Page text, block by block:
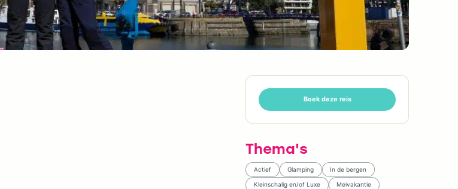
Boek deze reis
Thema's
Actief Glamping In de bergen
Kleinschalig en/of Luxe Meivakantie